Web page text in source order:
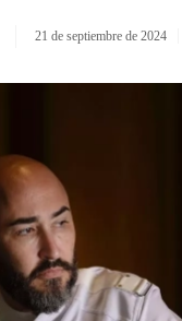
21 de septiembre de 2024